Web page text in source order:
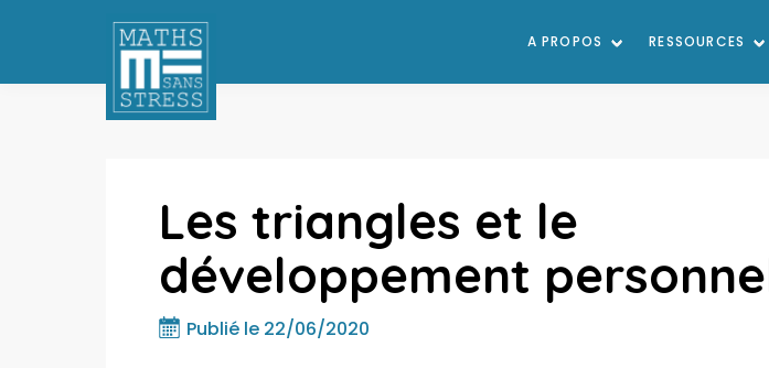
A PROPOS RESSOURCES
Les triangles et le
développement
Publié le 22/06/2020